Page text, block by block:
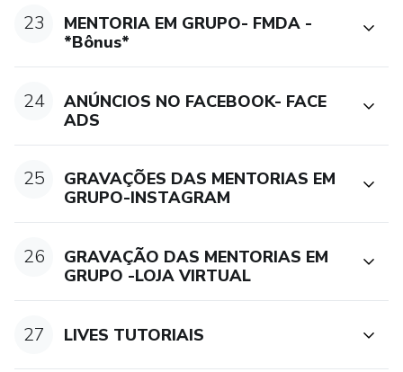
23
MENTORIA EM GRUPO- FMDA -
*Bônus*
24
ANÚNCIOS NO FACEBOOK- FACE
ADS
25
GRAVAÇÕES DAS MENTORIAS EM
GRUPO-INSTAGRAM
26
GRAVAÇÃO DAS MENTORIAS EM
GRUPO -LOJA VIRTUAL
27 LIVES TUTORIAIS